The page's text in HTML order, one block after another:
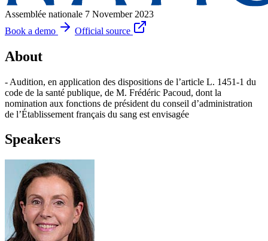
Assemblée nationale 7 November 2023
Book a demo
Official source
About
- Audition, en application des dispositions de l’article L. 1451-1 du
code de la santé publique, de M. Frédéric Pacoud, dont la
nomination aux fonctions de président du conseil d’administration
de l’Établissement français du sang est envisagée
Speakers